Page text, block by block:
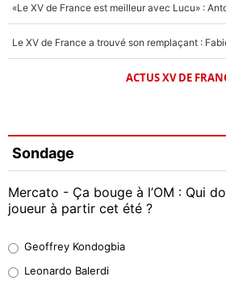
ACTUS XV DE
Sondage
Mercato - Ça bouge à l’OM : Qui
joueur à partir cet été ?
38%
Geoffrey Kondogbia
Leonardo Balerdi